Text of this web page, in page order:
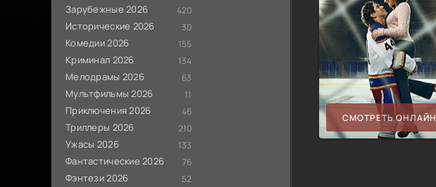
Зарубежные 2026 420
Исторические 2026 30
Комедии 2026 155
Криминал 2026 134
Мелодрамы 2026 63
Мультфильмы 2026 11
Приключения 2026 46
Триллеры 2026 210
Ужасы 2026 133
Фантастические 2026 76
Фэнтези 2026 52
СМОТРЕТЬ ОНЛАЙН